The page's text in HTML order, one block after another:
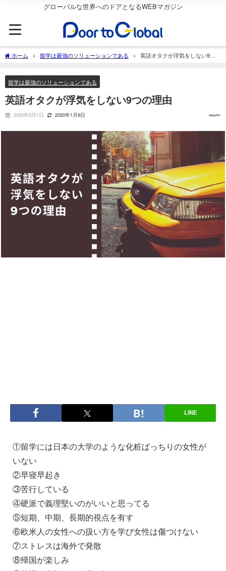
グローバルな世界へのドアとなるWEBマガジン
ホーム 留学は最強のソリューションである
英語オタクが浮気をしない9つ
留学は最強のソリューションである
英語オタクが浮気をしない9つの理由
2020年3月1日 2020年1月9日
LINE
①留学には日本の大学のような化粧ばっちりの女性が
いない
②早寝早起き
③苦行している
④硬派で義理堅いのがいいと思ってる
⑤短期、中期、長期的視点を有す
⑥欧米人の女性への扱い方を学び女性は傷つけない
⑦ストレスは海外で発散
⑧帰国が楽しみ